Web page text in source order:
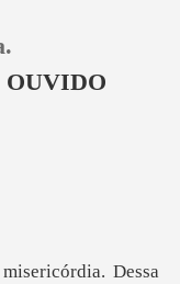
OUVIDO
córdia. Dessa